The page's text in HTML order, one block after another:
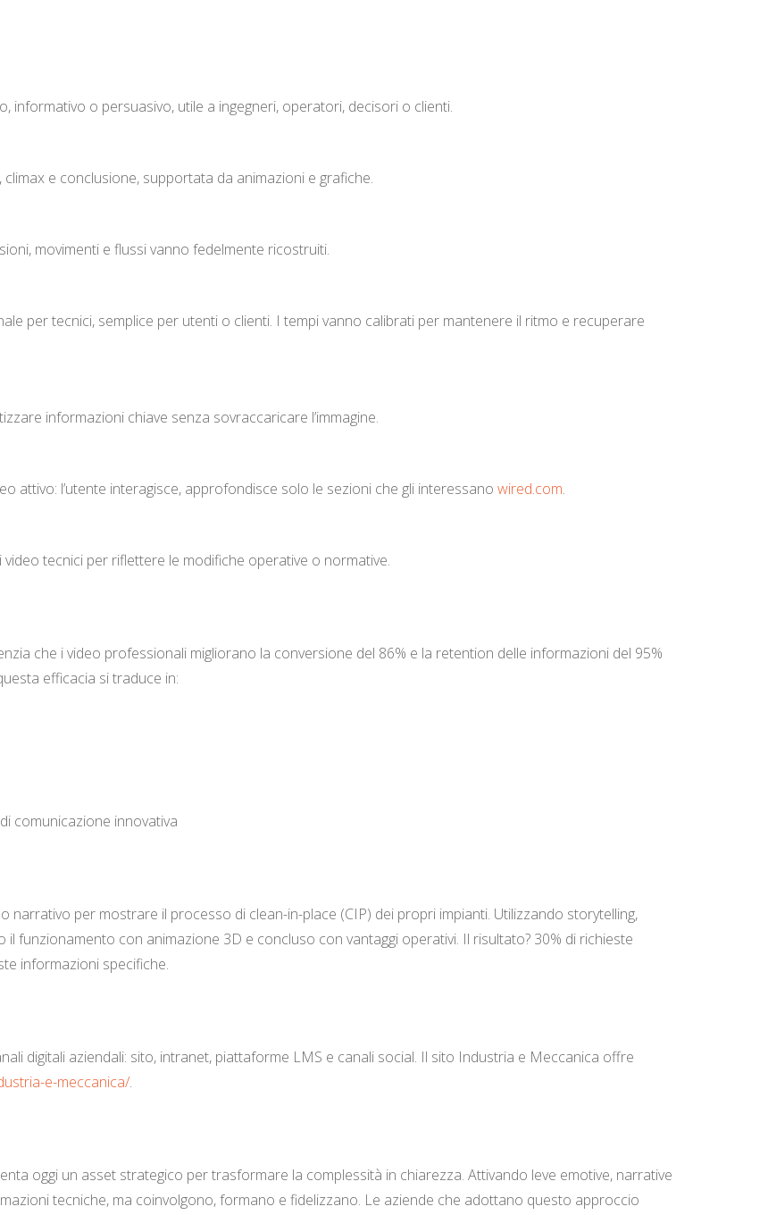
informativo o persuasivo, utile a ingegneri, operatori, decisori o clienti.
e conclusione, supportata da animazioni e grafiche.
movimenti e flussi vanno fedelmente ricostruiti.
per tecnici, semplice per utenti o clienti. I tempi vanno calibrati per mantenere il ritmo e recuperare
informazioni chiave senza sovraccaricare l’immagine.
attivo: l’utente interagisce, approfondisce solo le sezioni che gli interessano wired.com.
tecnici per riflettere le modifiche operative o normative.
che i video professionali migliorano la conversione del 86% e la retention delle informazioni del 95%
efficacia si traduce in:
comunicazione innovativa
narrativo per mostrare il processo di clean-in-place (CIP) dei propri impianti. Utilizzando storytelling,
funzionamento con animazione 3D e concluso con vantaggi operativi. Il risultato? 30% di richieste
informazioni specifiche.
digitali aziendali: sito, intranet, piattaforme LMS e canali social. Il sito Industria e Meccanica offre
e-meccanica/.
oggi un asset strategico per trasformare la complessità in chiarezza. Attivando leve emotive, narrative
tecniche, ma coinvolgono, formano e fidelizzano. Le aziende che adottano questo approccio